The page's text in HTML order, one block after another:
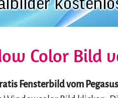
Color Bild
Fensterbild vom Pegasus